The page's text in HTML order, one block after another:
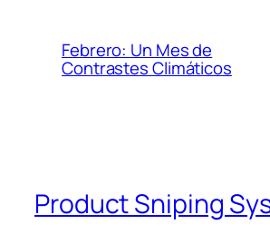
Febrero: Un Mes de
Contrastes Climáticos
Product Sniping